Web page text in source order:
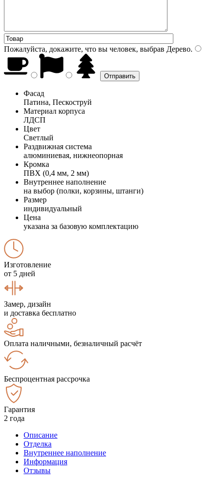
Пожалуйста, докажите, что вы человек, выбрав Дерево.
Фасад
Патина, Пескоструй
Материал корпуса
ЛДСП
Цвет
Светлый
Раздвижная система
алюминиевая, нижнеопорная
Кромка
ПВХ (0,4 мм, 2 мм)
Внутреннее наполнение
на выбор (полки, корзины, штанги)
Размер
индивидуальный
Цена
указана за базовую комплектацию
Изготовление
от 5 дней
Замер, дизайн
и доставка бесплатно
Оплата наличными, безналичный расчёт
Беспроцентная рассрочка
Гарантия
2 года
Описание
Отделка
Внутреннее наполнение
Информация
Отзывы